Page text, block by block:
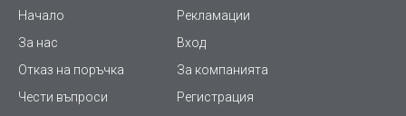
Начало
Рекламации
За нас
Вход
Отказ на поръчка
За компанията
Чести въпроси
Регистрация